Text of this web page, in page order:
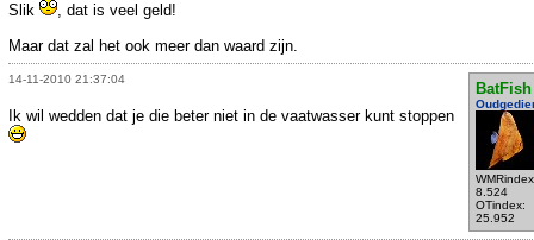
Slik
, dat is veel geld!
Maar dat zal het ook meer dan waard zijn.
14-11-2010 21:37:04
BatFish
8.524
OTindex:
25.952
Ik wil wedden dat je die beter niet in de vaatwasser kunt stoppen